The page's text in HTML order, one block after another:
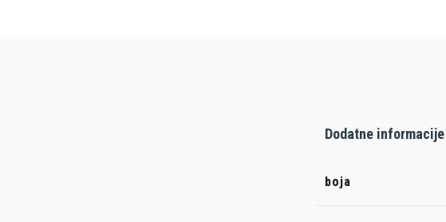
Dodatne informacije
boja